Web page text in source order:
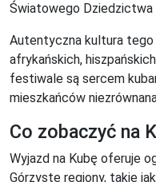
Światowego Dziedzictwa
Autentyczna kultura tego
afrykańskich,
festiwale są sercem
mieszkańców
Co zobaczyć na
Wyjazd na Kubę oferuje
Górzyste regiony, takie jak